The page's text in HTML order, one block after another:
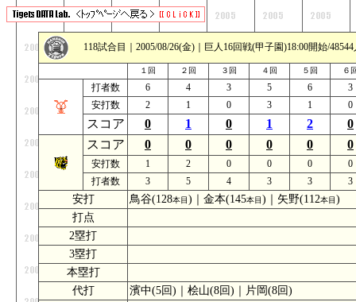
118試合目｜2005/08/26(金)｜巨人16回戦(甲子園)18:00開始/
１回 ２回 ３回 ４回 ５回 ６
打者数 6 4 3 5 6
3
安打数
2 1 0 3 1 0
スコア 0 1 0 1 2
0
スコア
0 0 0 0 0 0
安打数 1 2 0 0 0
0
打者数
3 5 4 3 3 3
安打 鳥谷(128本目)｜金本(145本目)｜矢野(112本目)
打点
2塁打
3塁打
本塁打
代打
濱中(5回)｜桧山(8回)｜片岡(8回)